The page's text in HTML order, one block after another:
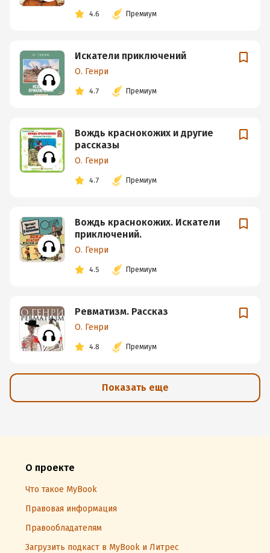
4.6 Премиум
Искатели приключений
О. Генри
4.7 Премиум
Вождь краснокожих и другие
рассказы
О. Генри
4.7 Премиум
Вождь краснокожих. Искатели
приключений.
О. Генри
4.5 Премиум
Ревматизм. Рассказ
О. Генри
4.8 Премиум
Показать еще
О проекте
Что такое MyBook
Правовая информация
Правообладателям
Загрузить подкаст в MyBook и Литрес